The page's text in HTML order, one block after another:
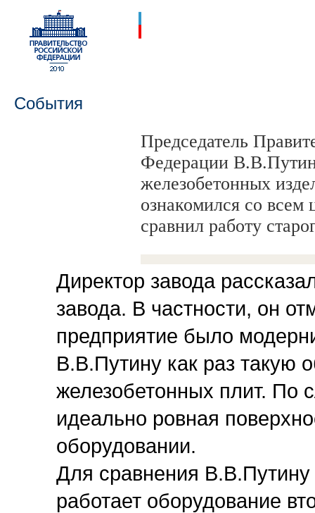
События
Председатель
Федерации В.В.Путин
железобетонных
ознакомился со всем
сравнил работу
Директор завода
завода. В частности, он
предприятие было
В.В.Путину как раз такую
железобетонных плит. По
идеально ровная
оборудовании.
Для сравнения В.В.Путину
работает оборудование